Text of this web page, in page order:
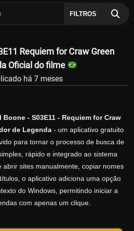
FILTROS
Requiem for Craw Green
Oficial do filme
há 7 meses
Boone - S03E11 - Requiem for Craw
de Legenda - um aplicativo gratuito
para tornar o processo de busca de
rápido e integrado ao sistema
abrir sites manualmente, copiar nomes
o aplicativo adiciona uma opção
do Windows, permitindo iniciar a
com apenas um clique.